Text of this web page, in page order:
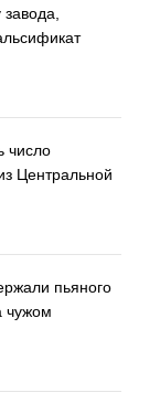
число
Центральной
пьяного
чужом